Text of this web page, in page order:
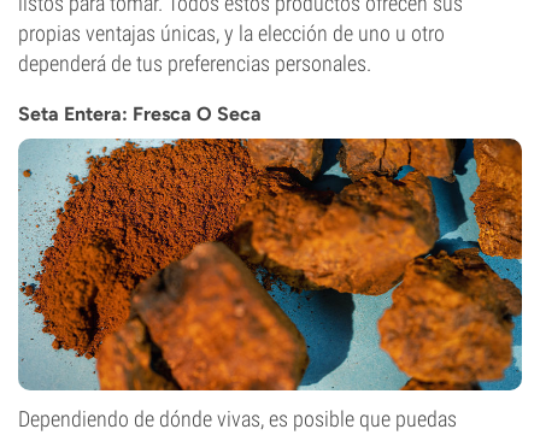
propias ventajas únicas, y la elección de uno u otro
dependerá de tus preferencias personales.
Seta Entera: Fresca O Seca
Dependiendo de dónde vivas, es posible que puedas